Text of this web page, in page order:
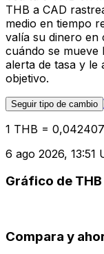
THB a CAD
medio en tiempo
valía su dinero en
cuándo se mueve
alerta de tasa y le
objetivo.
Seguir tipo de cambio
1 THB =
6 ago 2026, 13:51
Gráfico de THB
Compara y